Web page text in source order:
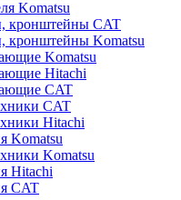
Komatsu
кронштейны CAT
кронштейны Komatsu
Komatsu
Hitachi
CAT
CAT
Hitachi
Komatsu
Komatsu
Hitachi
CAT